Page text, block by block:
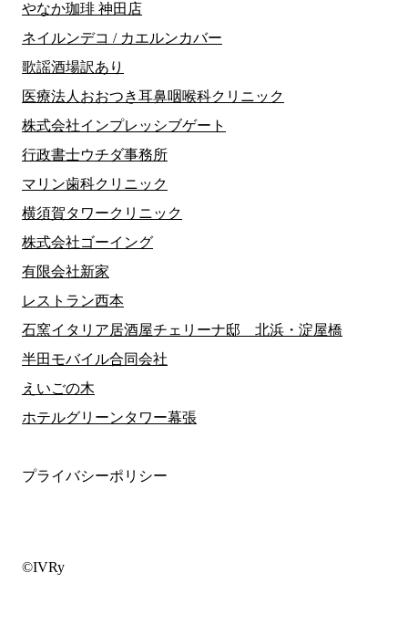
やなか珈琲 神田店
ネイルンデコ / カエルンカバー
歌謡酒場訳あり
医療法人おおつき耳鼻咽喉科クリニック
株式会社インプレッシブゲート
行政書士ウチダ事務所
マリン歯科クリニック
横須賀タワークリニック
株式会社ゴーイング
有限会社新家
レストラン西本
石窯イタリア居酒屋チェリーナ邸 北浜・淀屋橋
半田モバイル合同会社
えいごの木
ホテルグリーンタワー幕張
プライバシーポリシー
©IVRy